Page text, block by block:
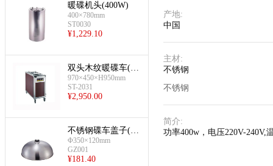
暖碟机头(400W)
400×780mm
ST0030
¥1,229.10
双头木纹暖碟车(双
头)
970×450×H950mm
ST-2031
¥2,950.00
不锈钢碟车盖子(Φ3
50×120mm)
Φ350×120mm
GZ001
¥181.40
产地:
中国
主材:
不锈钢
不锈钢
简介:
功率400w，电压220V-240V,